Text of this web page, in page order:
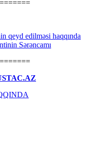
qeyd edilməsi haqqında
Sərəncamı